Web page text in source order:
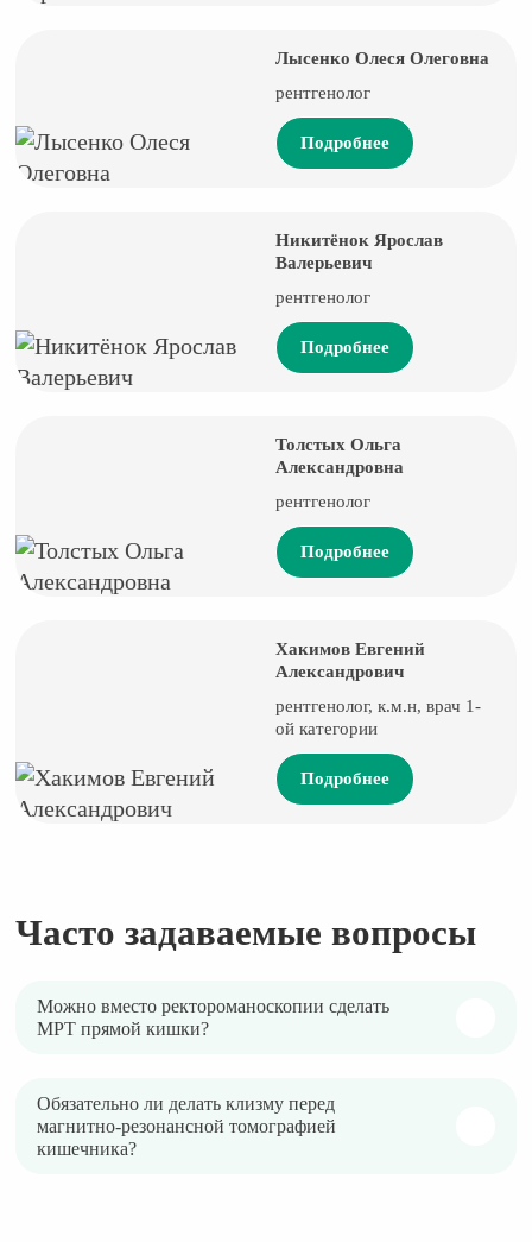
Лысенко Олеся Олеговна
рентгенолог
Подробнее
Никитёнок Ярослав
Валерьевич
рентгенолог
Подробнее
Толстых Ольга
Александровна
рентгенолог
Подробнее
Хакимов Евгений
Александрович
рентгенолог, к.м.н, врач 1-
ой категории
Подробнее
Часто задаваемые вопросы
Можно вместо ректороманоскопии сделать
МРТ прямой кишки?
Обязательно ли делать клизму перед
магнитно-резонансной томографией
кишечника?